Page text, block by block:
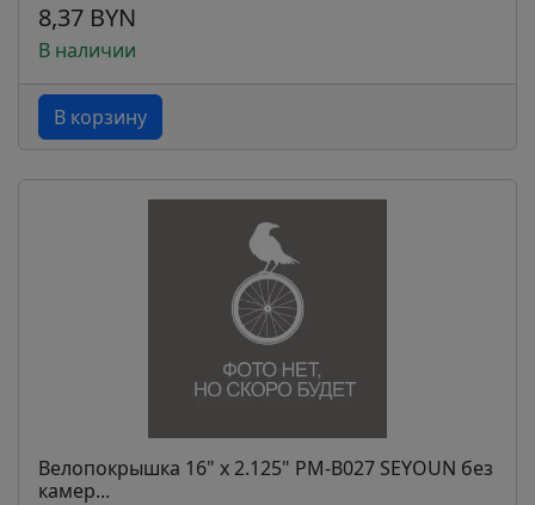
8,37 BYN
В наличии
В корзину
Велопокрышка 16" x 2.125" PM-B027 SEYOUN без
камер...